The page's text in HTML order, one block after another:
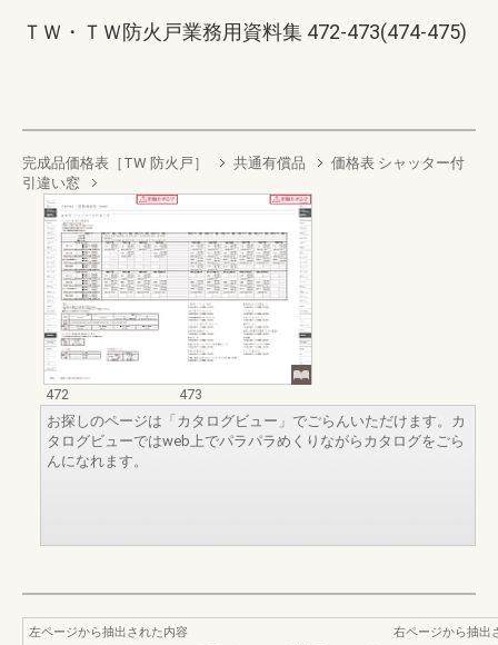
ＴＷ・ＴＷ防火戸業務用資料集 472-473(474-475)
完成品価格表［TW 防火戸］ 共通有償品
価格表 シャッター付
引違い窓
472
473
お探しのページは「カタログビュー」でごらんいただけます。カ
タログビューではweb上でパラパラめくりながらカタログをごら
んになれます。
左ページから抽出された内容
右ページから抽出